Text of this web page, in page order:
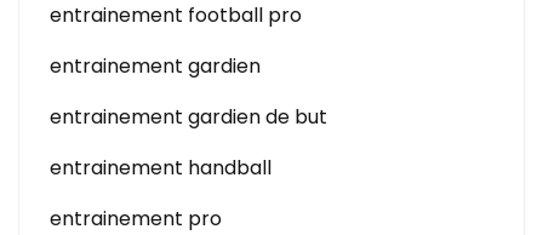
entrainement football pro
entrainement gardien
entrainement gardien de but
entrainement handball
entrainement pro